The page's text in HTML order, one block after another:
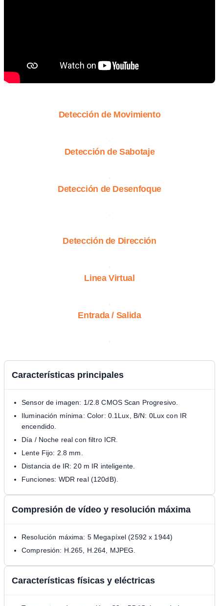
Detección de Movimiento
Detección de Sabotaje
Detección de Desenfoque
Detección de Dirección
Linea Virtual
Entrada / Salida
Características principales
Sensor de imagen: 1/2.8 CMOS Scan Progresivo.
Iluminación mínima: Color: 0.1Lux, B/N: 0Lux con IR
encendido.
Día / Noche real con filtro ICR.
Lente Fijo: 2.8 mm.
Distancia de IR: 20 m IR inteligente.
Funciones: WDR real (120dB).
Compresión de vídeo y resolución máxima
Resolución máxima: 5 Megapíxel (2592 x 1944)
Compresión: H.265, H.264, MJPEG.
Características físicas y eléctricas